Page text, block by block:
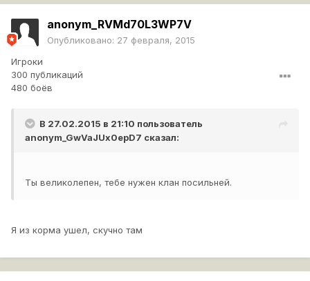
anonym_RVMd70L3WP7V
Опубликовано: 27 февраля, 2015
Игроки
300 публикаций
480 боёв
В 27.02.2015 в 21:10 пользователь
anonym_GwVaJUx0epD7 сказал:
Ты великолепен, тебе нужен клан посильней.
Я из корма ушел, скучно там